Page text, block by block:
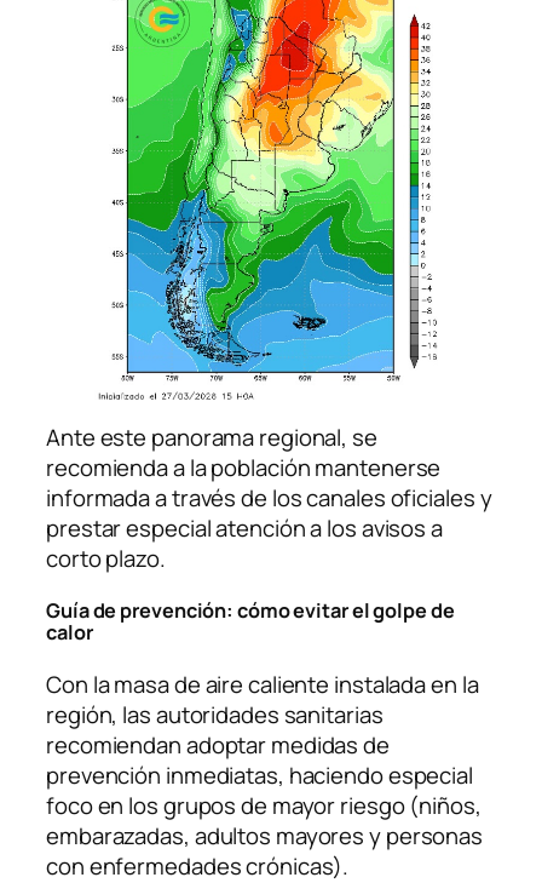
Ante este panorama regional, se
recomienda a la población mantenerse
informada a través de los canales oficiales y
prestar especial atención a los avisos a
corto plazo.
Guía de prevención: cómo evitar el golpe de
calor
Con la masa de aire caliente instalada en la
región, las autoridades sanitarias
recomiendan adoptar medidas de
prevención inmediatas, haciendo especial
foco en los grupos de mayor riesgo (niños,
embarazadas, adultos mayores y personas
con enfermedades crónicas).